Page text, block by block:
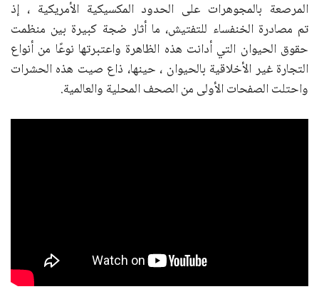
المرصعة بالمجوهرات على الحدود المكسيكية الأمريكية ، إذ
تم مصادرة الخنفساء للتفتيش، ما أثار ضجة كبيرة بين منظمت
حقوق الحيوان التي أدانت هذه الظاهرة واعتبرتها نوعًا من أنواع
التجارة غير الأخلاقية بالحيوان ، حينها، ذاع صيت هذه الحشرات
واحتلت الصفحات الأولى من الصحف المحلية والعالمية.